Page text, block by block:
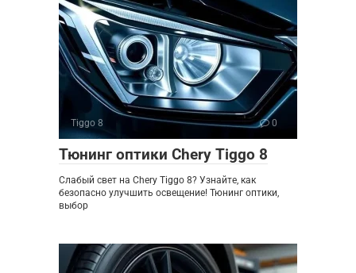
Tiggo 8 0
Тюнинг оптики Chery Tiggo 8
Слабый свет на Chery Tiggo 8? Узнайте, как
безопасно улучшить освещение! Тюнинг оптики,
выбор